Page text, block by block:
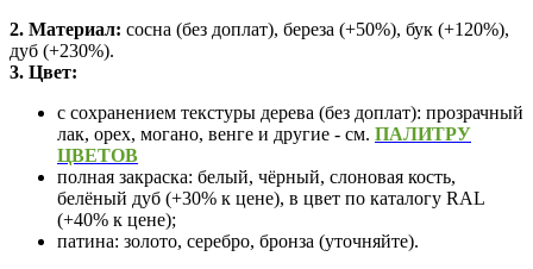
2. Материал: сосна (без доплат), береза (+50%), бук (+120%),
дуб (+230%).
3. Цвет:
с сохранением текстуры дерева (без доплат): прозрачный
лак, орех, могано, венге и другие - см. ПАЛИТРУ
ЦВЕТОВ
полная закраска: белый, чёрный, слоновая кость,
белёный дуб (+30% к цене), в цвет по каталогу RAL
(+40% к цене);
патина: золото, серебро, бронза (уточняйте).